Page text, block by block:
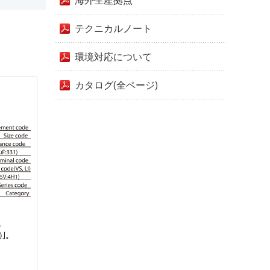
テクニカルノート
環境対応について
カタログ(全ページ)